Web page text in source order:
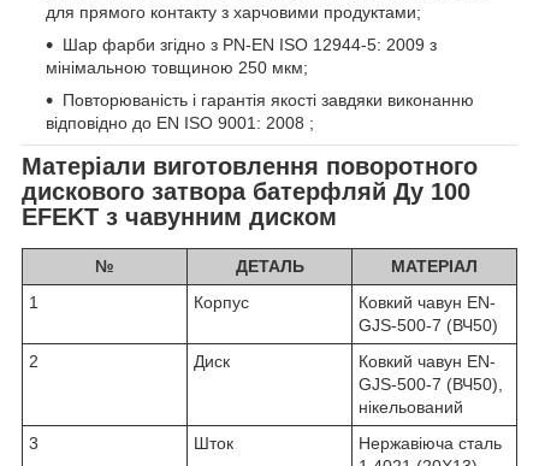
для прямого контакту з харчовими продуктами;
Шар фарби згідно з PN-EN ISO 12944-5: 2009 з
мінімальною товщиною 250 мкм;
Повторюваність і гарантія якості завдяки виконанню
відповідно до EN ISO 9001: 2008 ;
Матеріали виготовлення поворотного
дискового затвора батерфляй Ду 100
EFEKT з чавунним диском
№ ДЕТАЛЬ
МАТЕРІАЛ
1
Корпус
Ковкий чавун EN-
GJS-500-7 (ВЧ50)
2
Диск
Ковкий чавун EN-
GJS-500-7 (ВЧ50),
нікельований
3
Шток
Нержавіюча сталь